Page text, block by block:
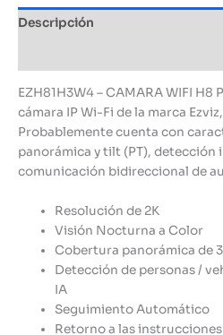
Descripción
EZH81H3W4 – CAMARA WIFI H8
cámara IP Wi-Fi de la marca
Probablemente cuenta con
panorámica y tilt (PT), detección
comunicación bidireccional de
Resolución de 2K
Visión Nocturna a Color
Cobertura panorámica de
Detección de personas /
IA
Seguimiento Automático
Retorno a las